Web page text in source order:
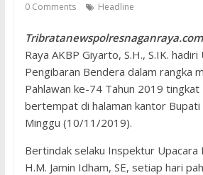
0 Comments
Headline
Raya AKBP Giyarto, S.H., S.IK. hadiri
Pengibaran Bendera dalam rangka
Pahlawan ke-74 Tahun 2019 tingkat
bertempat di halaman kantor Bupati
Minggu (10/11/2019).
Bertindak selaku Inspektur Upacara
H.M. Jamin Idham, SE, setiap hari